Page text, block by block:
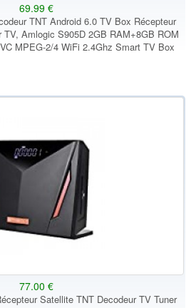
69.99 €
TNT Android 6.0 TV Box Récepteur
TV, Amlogic S905D 2GB RAM+8GB ROM
MPEG-2/4 WiFi 2.4Ghz Smart TV Box
77.00 €
Satellite TNT Decodeur TV Tuner